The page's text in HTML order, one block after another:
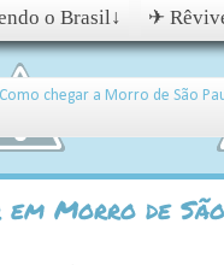
o Brasil↓ ✈
Como chegar a Morro de São
em Morro de